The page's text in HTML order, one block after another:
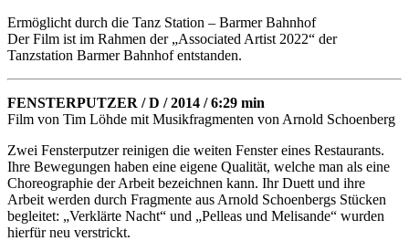
Ermöglicht durch die Tanz Station – Barmer Bahnhof
Der Film ist im Rahmen der „Associated Artist 2022“ der
Tanzstation Barmer Bahnhof entstanden.
FENSTERPUTZER / D / 2014 / 6:29 min
Film von Tim Löhde mit Musikfragmenten von Arnold Schoenberg
Zwei Fensterputzer reinigen die weiten Fenster eines Restaurants.
Ihre Bewegungen haben eine eigene Qualität, welche man als eine
Choreographie der Arbeit bezeichnen kann. Ihr Duett und ihre
Arbeit werden durch Fragmente aus Arnold Schoenbergs Stücken
begleitet: „Verklärte Nacht“ und „Pelleas und Melisande“ wurden
hierfür neu verstrickt.